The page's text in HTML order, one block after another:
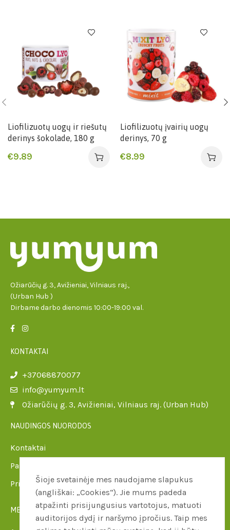
Liofilizuotų uogų ir riešutų
derinys šokolade, 180 g
€9.89
Liofilizuotų įvairių uogų
derinys, 70 g
€8.99
Ožiarūčių g. 3, Avižieniai, Vilniaus raj.,
(Urban Hub )
Dirbame darbo dienomis 10:00-19:00 val.
KONTAKTAI
+37068870077
info@yumyum.lt
Ožiarūčių g. 3, Avižieniai, Vilniaus raj. (Urban Hub)
NAUDINGOS NUORODOS
Kontaktai
Paslaugų teikimo sąlygos
Privatumo politika
MENIU
Šioje svetainėje mes naudojame slapukus
(angliškai: „Cookies“). Jie mums padeda
atpažinti prisijungusius vartotojus, matuoti
auditorijos dydį ir naršymo įpročius. Taip mes